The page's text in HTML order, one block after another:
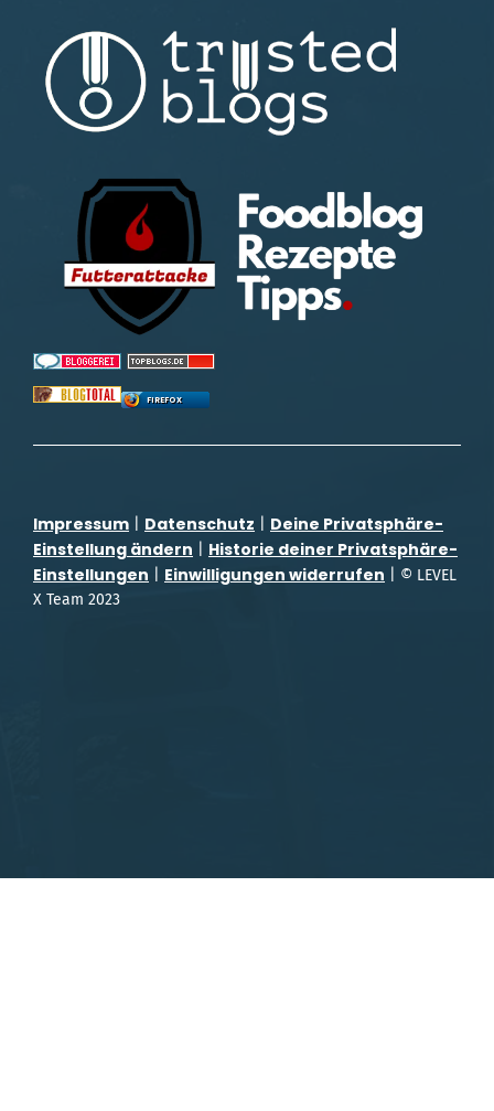
FIREFOX
Impressum Datenschutz
Deine Privatsphäre-
Einstellung ändern
Historie deiner Privatsphäre-
Einstellungen
Einwilligungen widerrufen | © LEVEL
X Team 2023